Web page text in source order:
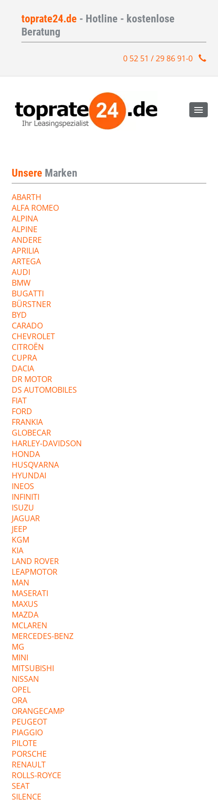
toprate24.de - Hotline - kostenlose
Beratung
0 52 51 / 29 86 91-0
Unsere Marken
ABARTH
ALFA ROMEO
ALPINA
ALPINE
ANDERE
APRILIA
ARTEGA
AUDI
BMW
BUGATTI
BÜRSTNER
BYD
CARADO
CHEVROLET
CITROËN
CUPRA
DACIA
DR MOTOR
DS AUTOMOBILES
FIAT
FORD
FRANKIA
GLOBECAR
HARLEY-DAVIDSON
HONDA
HUSQVARNA
HYUNDAI
INEOS
INFINITI
ISUZU
JAGUAR
JEEP
KGM
KIA
LAND ROVER
LEAPMOTOR
MAN
MASERATI
MAXUS
MAZDA
MCLAREN
MERCEDES-BENZ
MG
MINI
MITSUBISHI
NISSAN
OPEL
ORA
ORANGECAMP
PEUGEOT
PIAGGIO
PILOTE
PORSCHE
RENAULT
ROLLS-ROYCE
SEAT
SILENCE